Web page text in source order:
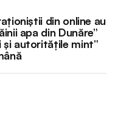
din online au
apa din Dunăre”
și autoritățile mint”